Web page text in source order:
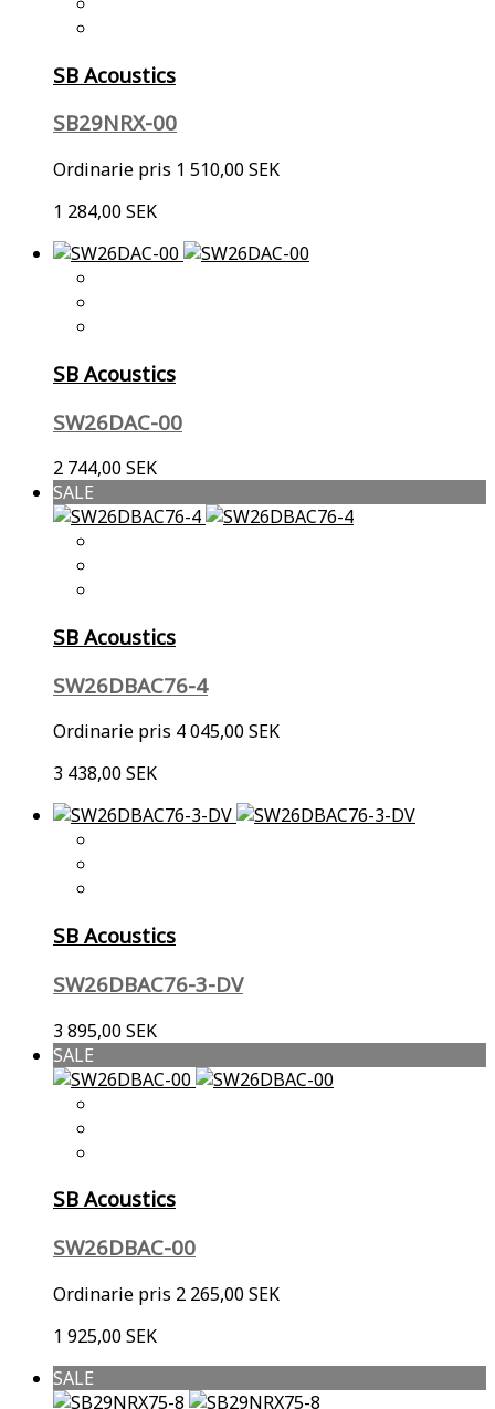
SB Acoustics
SB29NRX-00
Ordinarie pris 1 510,00 SEK
1 284,00 SEK
SB Acoustics
SW26DAC-00
2 744,00 SEK
SALE
SB Acoustics
SW26DBAC76-4
Ordinarie pris 4 045,00 SEK
3 438,00 SEK
SB Acoustics
SW26DBAC76-3-DV
3 895,00 SEK
SALE
SB Acoustics
SW26DBAC-00
Ordinarie pris 2 265,00 SEK
1 925,00 SEK
SALE